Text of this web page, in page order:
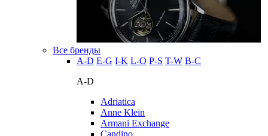
Все бренды
A-D E-G I-K L-O P-S T-W В-С
A-D
Adriatica
Anne Klein
Armani Exchange
Candino